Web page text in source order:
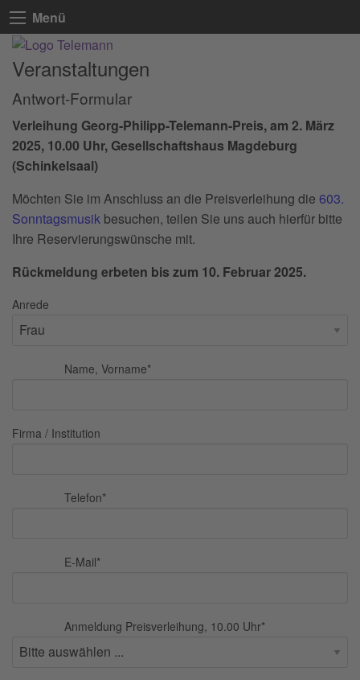
Menü
Veranstaltungen
Antwort-Formular
Verleihung Georg-Philipp-Telemann-Preis, am 2. März
2025, 10.00 Uhr, Gesellschaftshaus Magdeburg
(Schinkelsaal)
Möchten Sie im Anschluss an die Preisverleihung die 603.
Sonntagsmusik besuchen, teilen Sie uns auch hierfür bitte
Ihre Reservierungswünsche mit.
Rückmeldung erbeten bis zum 10. Februar 2025.
Anrede
Name, Vorname*
Firma / Institution
Telefon*
E-Mail*
Anmeldung Preisverleihung, 10.00 Uhr*